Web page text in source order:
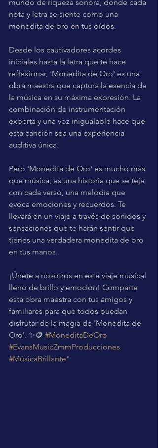
mundo de riqueza sonora, donde cada
nota y letra se siente como una
monedita de oro en tus oídos.
Desde los cautivadores acordes
iniciales hasta la letra que te hace
reflexionar, 'Monedita de Oro' es una
obra maestra que captura la esencia de
la música en su máxima expresión. La
combinación de instrumentación
experta y una voz inigualable hace que
esta canción sea una experiencia
auditiva única.
Pero 'Monedita de Oro' es mucho más
que música; es una historia que se teje
con cada verso, una melodía que
evoca emociones y recuerdos. Te
llevará en un viaje a través de sonidos y
sensaciones que te harán sentir que
tienes una verdadera monedita de oro
en tus manos.
¡Únete a nosotros en este viaje musical
lleno de brillo y emoción! Comparte
esta obra maestra con tus amigos y
familiares para que todos puedan
disfrutar de la magia de 'Monedita de
Oro'. ✨🪙 #MoneditaDeOro
#EvansMusicZmmProducciones
#MúsicaBrillante"